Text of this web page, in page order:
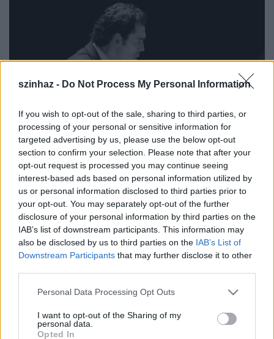
szinhaz - Do Not Process My Personal Information
If you wish to opt-out of the sale, sharing to third parties, or
processing of your personal or sensitive information for
targeted advertising by us, please use the below opt-out
section to confirm your selection. Please note that after your
opt-out request is processed you may continue seeing
interest-based ads based on personal information utilized by
us or personal information disclosed to third parties prior to
your opt-out. You may separately opt-out of the further
disclosure of your personal information by third parties on the
IAB’s list of downstream participants. This information may
also be disclosed by us to third parties on the IAB’s List of
Downstream Participants that may further disclose it to other
Please note that this website/app uses one or more Google
not limited to your visit or usage behaviour. You may click to
grant or deny consent to Google and its third-party tags to
Personal Data Processing Opt Outs
I want to opt-out of the Sharing of my
personal data.
Opted In
A karnagy 1977. október 21-én született Észak-
Oszétia fővárosában, Vlagyikavkazban,
tanulmányait a szentpétervári konzervatóriumban
végezte. 2002-ben a Walesi Nemzeti Operaházban
Yorkban. 2005 óta dolgozik együtt a szentpétervári
Rimszkij-Korszakov műveit vezényelte. Az Orchestre
National du Capitole de Toulouse vezető